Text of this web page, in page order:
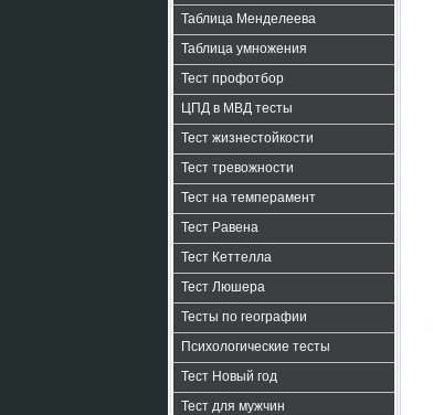
Таблица Менделеева
Таблица умножения
Тест профотбор
ЦПД в МВД тесты
Тест жизнестойкости
Тест тревожности
Тест на темперамент
Тест Равена
Тест Кеттелла
Тест Люшера
Тесты по географии
Психологические тесты
Тест Новый год
Тест для мужчин